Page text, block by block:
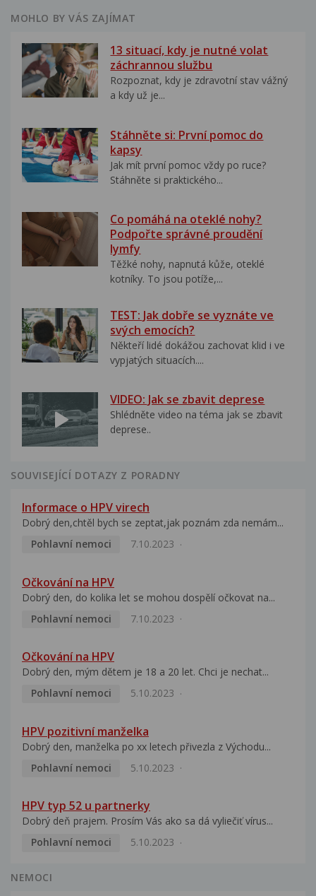
MOHLO BY VÁS ZAJÍMAT
13 situací, kdy je nutné volat
záchrannou službu
Rozpoznat, kdy je zdravotní stav vážný
a kdy už je...
Stáhněte si: První pomoc do
kapsy
Jak mít první pomoc vždy po ruce?
Stáhněte si praktického...
Co pomáhá na oteklé nohy?
Podpořte správné proudění
lymfy
Těžké nohy, napnutá kůže, oteklé
kotníky. To jsou potíže,...
TEST: Jak dobře se vyznáte ve
svých emocích?
Někteří lidé dokážou zachovat klid i ve
vypjatých situacích....
VIDEO: Jak se zbavit deprese
Shlédněte video na téma jak se zbavit
deprese..
SOUVISEJÍCÍ DOTAZY Z PORADNY
Informace o HPV virech
Dobrý den,chtěl bych se zeptat,jak poznám zda nemám...
Pohlavní nemoci
7.10.2023
Očkování na HPV
Dobrý den, do kolika let se mohou dospělí očkovat na...
Pohlavní nemoci
7.10.2023
Očkování na HPV
Dobrý den, mým dětem je 18 a 20 let. Chci je nechat...
Pohlavní nemoci
5.10.2023
HPV pozitivní manželka
Dobrý den, manželka po xx letech přivezla z Východu...
Pohlavní nemoci
5.10.2023
HPV typ 52 u partnerky
Dobrý deň prajem. Prosím Vás ako sa dá vyliečiť vírus...
Pohlavní nemoci
5.10.2023
NEMOCI